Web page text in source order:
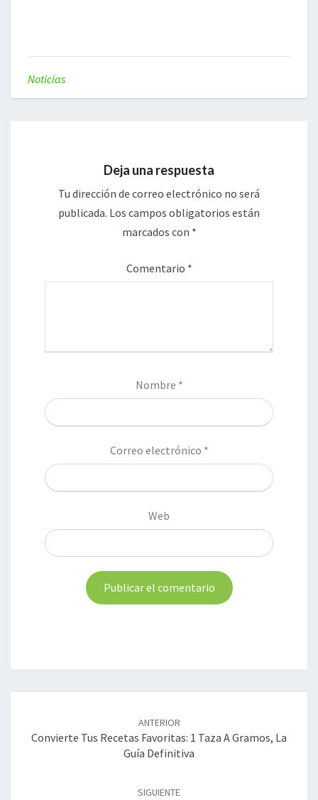
Noticias
Deja una respuesta
Tu dirección de correo electrónico no será
publicada. Los campos obligatorios están
marcados con *
Comentario *
Nombre *
Correo electrónico *
Web
entradas
ANTERIOR
Convierte Tus Recetas Favoritas: 1 Taza A Gramos, La
Guía Definitiva
SIGUIENTE